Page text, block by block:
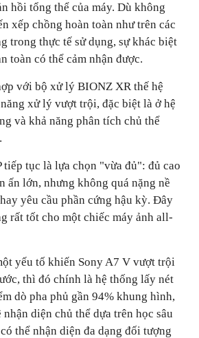
hồi tổng thể của máy. Dù không
xếp chồng hoàn toàn như trên các
trong thực tế sử dụng, sự khác biệt
toàn có thể cảm nhận được.
với bộ xử lý BIONZ XR thế hệ
xử lý vượt trội, đặc biệt là ở hệ
và khả năng phân tích chủ thể
tục là lựa chọn "vừa đủ": đủ cao
ấn lớn, nhưng không quá nặng nề
yêu cầu phần cứng hậu kỳ. Đây
rất tốt cho một chiếc máy ảnh all-
yếu tố khiến Sony A7 V vượt trội
thì đó chính là hệ thống lấy nét
dò pha phủ gần 94% khung hình,
diện chủ thể dựa trên học sâu
thể nhận diện đa dạng đối tượng